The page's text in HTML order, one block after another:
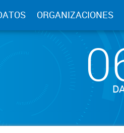
ORGANIZACIONES